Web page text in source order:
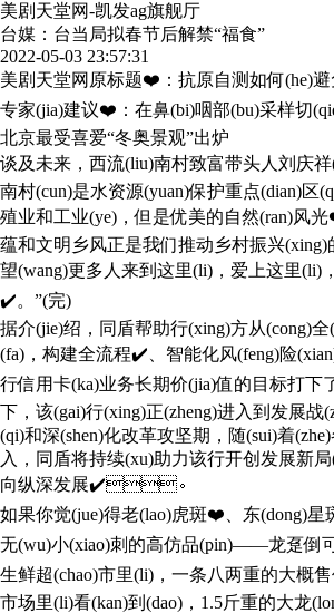
美剧天堂网-凯发ag旗舰厅
台媒：台当局拟春节后解禁“福食”
2022-05-03 23:57:31
美剧天堂网原标题❤️：抗原自测如何
专家(jia)建议❤️：在鼻(bi)咽部(bu)采样切
北京最受喜爱“冬奥景观”出炉
谈及未来，西流(liu)南村致富带头人刘庆祥
南村(cun)是水资源(yuan)保护重点(dian)区
殖业和工业(ye)，但是优美的自然(ran)风光
蕴和文明乡风正是我们推动乡村振兴(xing)
望(wang)更多人来到这里(li)，爱上这里(li)
✔️。”(完)
据介(jie)绍，同盾帮助行(xing)方从(cong)
(fa)，构建全流程✔️、智能化风(feng)险
行信用卡(ka)业务长期价(jia)值的目标打下了
下，该(gai)行(xing)正(zheng)进入到发展战
(qi)和深(shen)化改革攻坚期，随(sui)着
入，同盾将持续(xu)助力该行开创发展新
向纵深发展✔️。
如果你觉(jue)得老(lao)虎斑❤️、东
无(wu)小(xiao)刺的高仿品(pin)——龙趸倒可以闭
生鲜超(chao)市里(li)，一条八两重的大概售价
市场里(li)看(kan)到(dao)，1.5斤重的大龙